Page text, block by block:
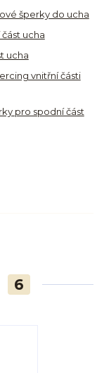
šperky do ucha
ucha
ucha
vnitřní části
pro spodní část
6